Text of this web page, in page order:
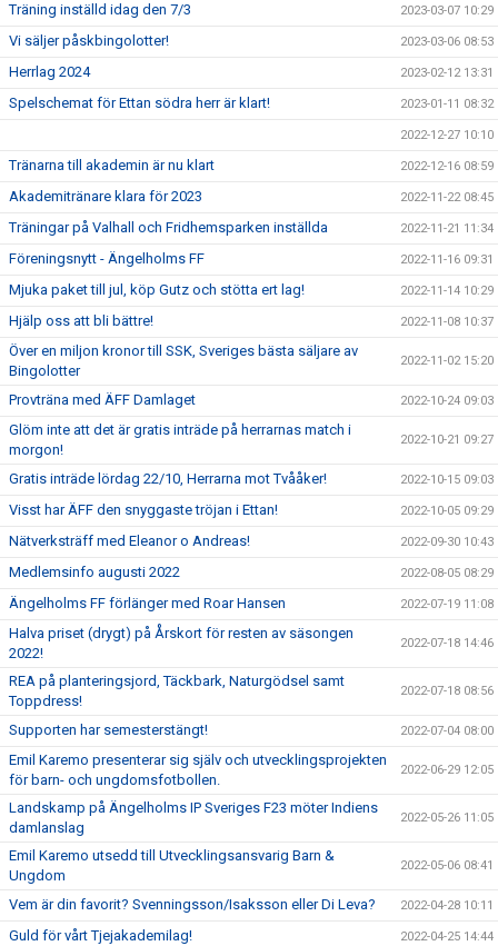
Träning inställd idag den 7/3 2023-03-07 10:29
Vi säljer påskbingolotter! 2023-03-06 08:53
Herrlag 2024 2023-02-12 13:31
Spelschemat för Ettan södra herr är klart! 2023-01-11 08:32
2022-12-27 10:10
Tränarna till akademin är nu klart 2022-12-16 08:59
Akademitränare klara för 2023 2022-11-22 08:45
Träningar på Valhall och Fridhemsparken inställda 2022-11-21 11:34
Föreningsnytt - Ängelholms FF 2022-11-16 09:31
Mjuka paket till jul, köp Gutz och stötta ert lag! 2022-11-14 10:29
Hjälp oss att bli bättre! 2022-11-08 10:37
Över en miljon kronor till SSK, Sveriges bästa säljare av
Bingolotter
2022-11-02 15:20
Provträna med ÄFF Damlaget 2022-10-24 09:03
Glöm inte att det är gratis inträde på herrarnas match i
morgon!
2022-10-21 09:27
Gratis inträde lördag 22/10, Herrarna mot Tvååker! 2022-10-15 09:03
Visst har ÄFF den snyggaste tröjan i Ettan! 2022-10-05 09:29
Nätverksträff med Eleanor o Andreas! 2022-09-30 10:43
Medlemsinfo augusti 2022 2022-08-05 08:29
Ängelholms FF förlänger med Roar Hansen 2022-07-19 11:08
Halva priset (drygt) på Årskort för resten av säsongen
2022!
2022-07-18 14:46
REA på planteringsjord, Täckbark, Naturgödsel samt
Toppdress!
2022-07-18 08:56
Supporten har semesterstängt! 2022-07-04 08:00
Emil Karemo presenterar sig själv och utvecklingsprojekten
för barn- och ungdomsfotbollen.
2022-06-29 12:05
Landskamp på Ängelholms IP Sveriges F23 möter Indiens
damlanslag
2022-05-26 11:05
Emil Karemo utsedd till Utvecklingsansvarig Barn &
Ungdom
2022-05-06 08:41
Vem är din favorit? Svenningsson/Isaksson eller Di Leva? 2022-04-28 10:11
Guld för vårt Tjejakademilag! 2022-04-25 14:44